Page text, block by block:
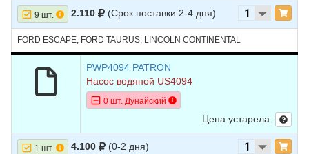
9 шт. 2.110 (Срок поставки 2-4 дня)
FORD ESCAPE, FORD TAURUS, LINCOLN CONTINENTAL
PWP4094 PATRON
Насос водяной US4094
0 шт. Дунайский
Цена устарела:
1 шт. 4.100 (0-2 дня)